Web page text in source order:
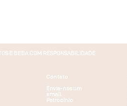
E BEBA COM RESPONSABILIDADE
Contato
Envia-nos um
email
Patrocínio